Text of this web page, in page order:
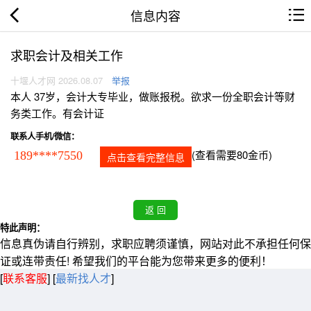
信息内容
求职会计及相关工作
十堰人才网 2026.08.07 举报
本人 37岁，会计大专毕业，做账报税。欲求一份全职会计等财
务类工作。有会计证
联系人手机/微信：
189****7550 点击查看完整信息 (查看需要80金币)
特此声明：
信息真伪请自行辨别，求职应聘须谨慎，网站对此不承担任何保
证或连带责任! 希望我们的平台能为您带来更多的便利！
[联系客服] [最新找人才]